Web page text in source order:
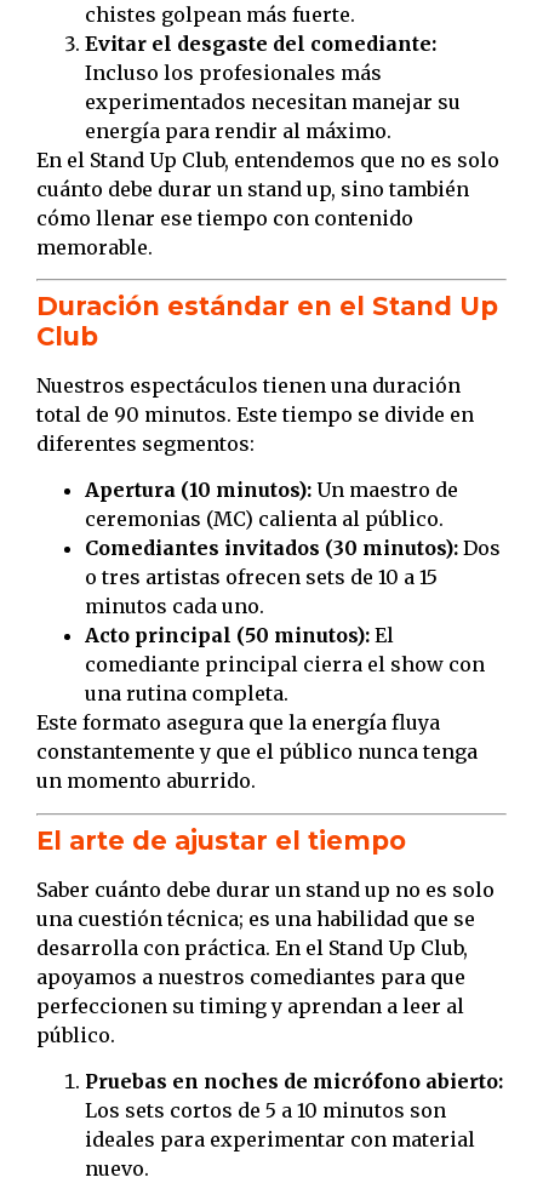
chistes golpean más fuerte.
Evitar el desgaste del comediante:
Incluso los profesionales más
experimentados necesitan manejar su
energía para rendir al máximo.
En el Stand Up Club, entendemos que no es solo
cuánto debe durar un stand up, sino también
cómo llenar ese tiempo con contenido
memorable.
Duración estándar en el Stand Up
Club
Nuestros espectáculos tienen una duración
total de 90 minutos. Este tiempo se divide en
diferentes segmentos:
Apertura (10 minutos): Un maestro de
ceremonias (MC) calienta al público.
Comediantes invitados (30 minutos): Dos
o tres artistas ofrecen sets de 10 a 15
minutos cada uno.
Acto principal (50 minutos): El
comediante principal cierra el show con
una rutina completa.
Este formato asegura que la energía fluya
constantemente y que el público nunca tenga
un momento aburrido.
El arte de ajustar el tiempo
Saber cuánto debe durar un stand up no es solo
una cuestión técnica; es una habilidad que se
desarrolla con práctica. En el Stand Up Club,
apoyamos a nuestros comediantes para que
perfeccionen su timing y aprendan a leer al
público.
Pruebas en noches de micrófono abierto:
Los sets cortos de 5 a 10 minutos son
ideales para experimentar con material
nuevo.